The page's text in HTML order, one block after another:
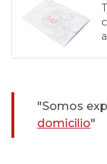
"Somos
domicilio"